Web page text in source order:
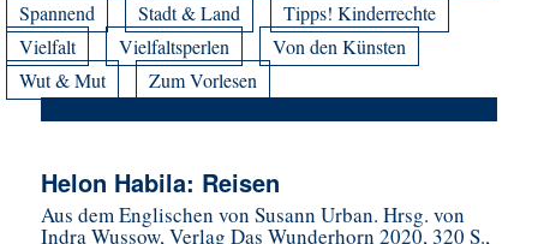
Spannend
Stadt & Land
Tipps! Kinderrechte
Vielfalt
Vielfaltsperlen
Von den Künsten
Wut & Mut
Zum Vorlesen
Helon Habila: Reisen
Aus dem Englischen von Susann Urban. Hrsg. von
Indra Wussow, Verlag Das Wunderhorn 2020, 320 S.,